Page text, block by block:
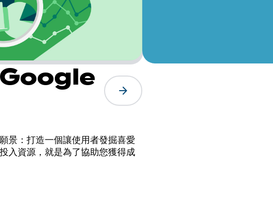
Google
arrow_forward
景：打造一個讓使用者發掘喜愛
入資源，就是為了協助您獲得成